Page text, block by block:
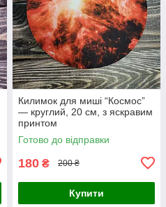
Килимок для миші “Космос”
— круглий, 20 см, з яскравим
принтом
Готово до відправки
180 ₴ 200 ₴
Купити